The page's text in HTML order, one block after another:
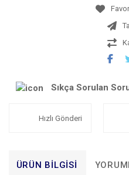
Sıkça Sorulan
Hızlı Gönderi
ÜRÜN BILGISI